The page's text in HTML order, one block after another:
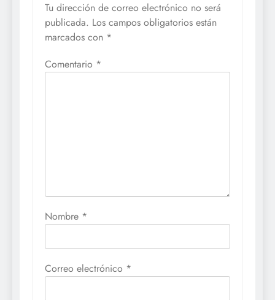
Tu dirección de correo electrónico no será
publicada. Los campos obligatorios están
marcados con *
Comentario *
Nombre *
Correo electrónico *